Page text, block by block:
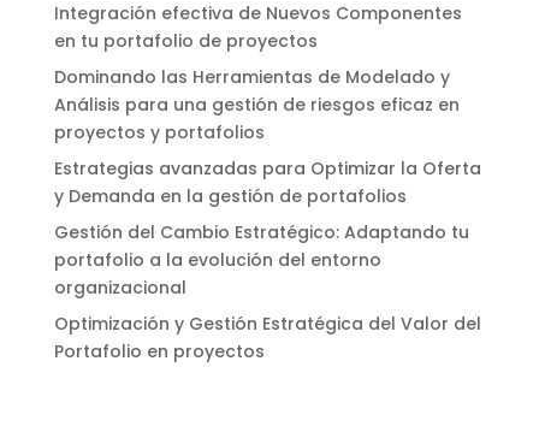
Integración efectiva de Nuevos Componentes
en tu portafolio de proyectos
Dominando las Herramientas de Modelado y
Análisis para una gestión de riesgos eficaz en
proyectos y portafolios
Estrategias avanzadas para Optimizar la Oferta
y Demanda en la gestión de portafolios
Gestión del Cambio Estratégico: Adaptando tu
portafolio a la evolución del entorno
organizacional
Optimización y Gestión Estratégica del Valor del
Portafolio en proyectos